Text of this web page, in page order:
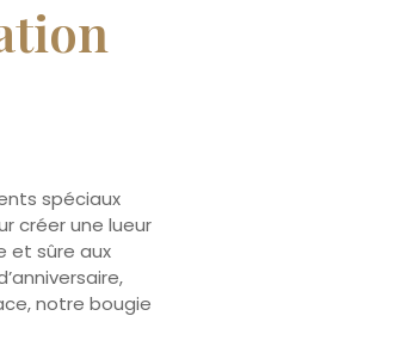
spéciaux
créer une lueur
et sûre aux
notre bougie